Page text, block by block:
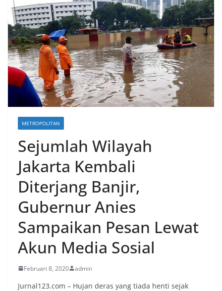
METROPOLITAN
Sejumlah Wilayah
Jakarta Kembali
Diterjang Banjir,
Gubernur Anies
Sampaikan Pesan Lewat
Akun Media Sosial
Februari 8, 2020 admin
Jurnal123.com – Hujan deras yang tiada henti sejak